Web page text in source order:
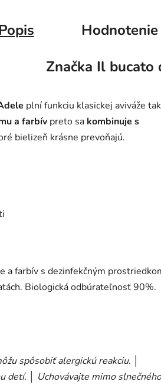
Hodnotenie
Značka Il bucato
plní funkciu klasickej aviváže
a farbív preto sa kombinuje s
bielizeň krásne prevoňajú.
a farbív s dezinfekčným
Biologická odbúrateľnosť 90%.
spôsobiť alergickú reakciu. │
detí. │ Uchovávajte mimo slnečného